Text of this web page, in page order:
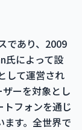
であり、2009
氏によって設
して運営され
ーを対象とし
フォンを通じ
す。全世界で